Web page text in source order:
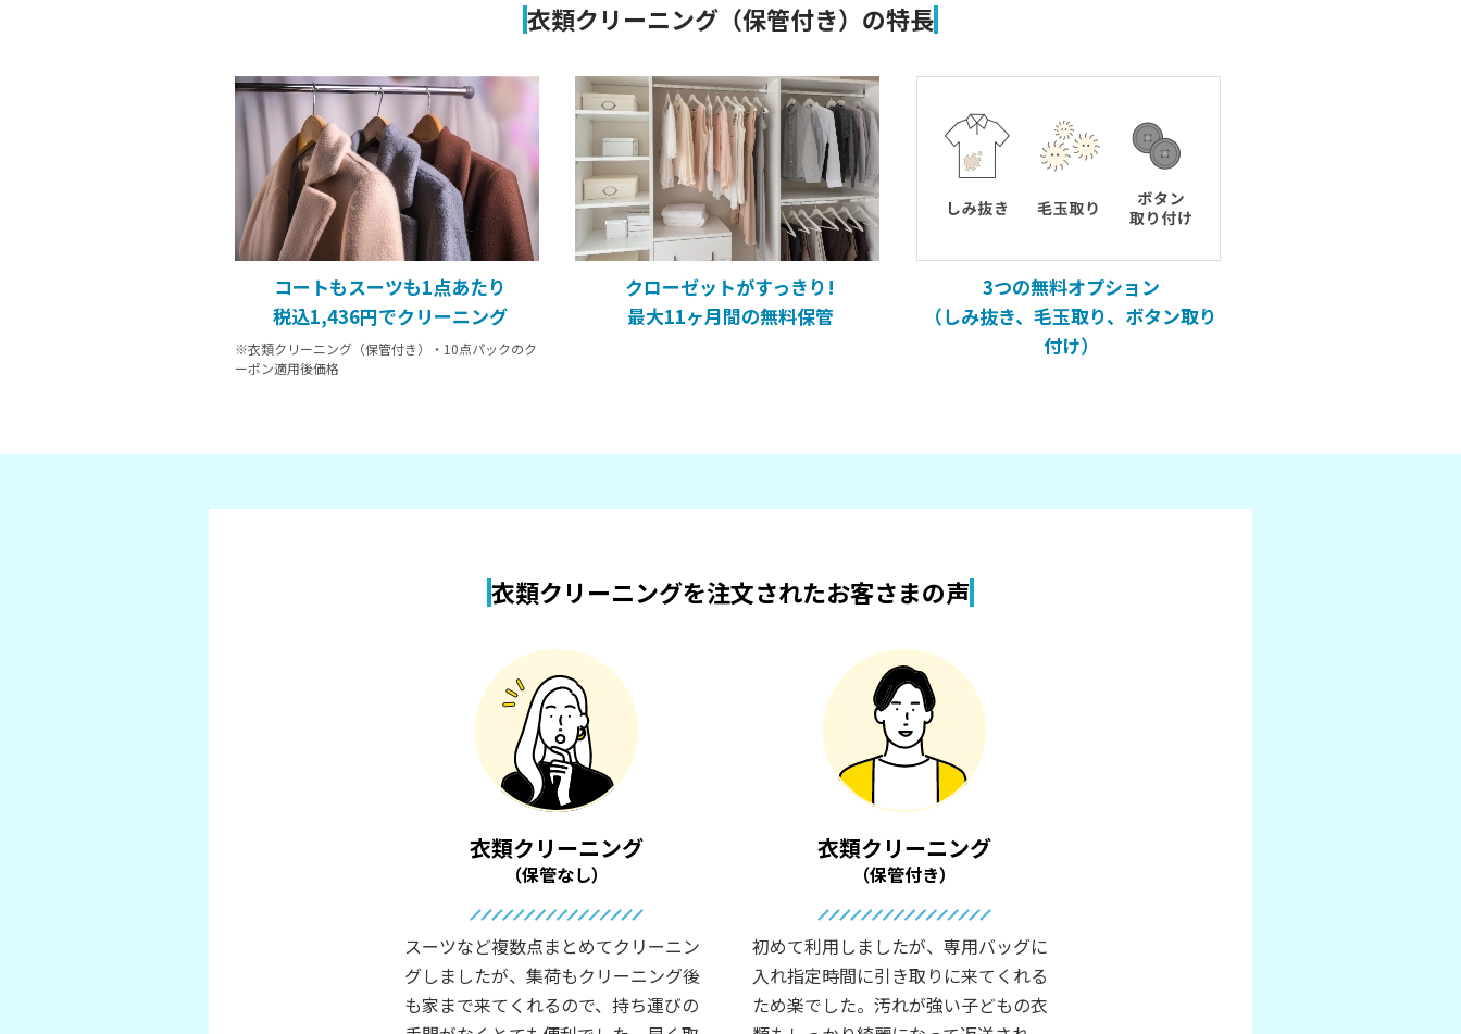
衣類クリーニング （保管付き）の特長
コートもスーツも1点あたり
税込1,436円でクリーニング
※衣類クリーニング（保管付き）・10点パックのク
ーポン適用後価格
クローゼットがすっきり!
最大11ヶ月間の無料保管
3つの無料オプション
（しみ抜き、毛玉取り、ボタン取り
付け）
衣類クリーニングを注文されたお客さまの声
衣類クリーニング
（保管なし）
スーツなど複数点まとめてクリーニン
グしましたが、集荷もクリーニング後
も家まで来てくれるので、持ち運びの
衣類クリーニング
（保管付き）
初めて利用しましたが、専用バッグに
入れ指定時間に引き取りに来てくれる
ため楽でした。汚れが強い子どもの衣